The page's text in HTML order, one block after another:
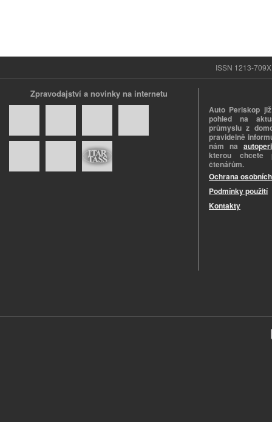
ISSN 1213-
Zpravodajství a novinky na internetu
Auto Periskop
pohled na
průmyslu z
pravidelně
nám na
kterou chcete
čtenářům.
Ochrana
Podmínky použití
Kontakty